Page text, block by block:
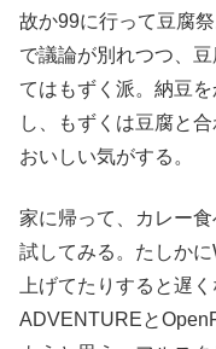
故か99に行って豆腐
で議論が別れつつ、
てはもずく派。納豆
し、もずくは豆腐と
おいしい気がする。
家に帰って、カレー
試してみる。たしか
上げてたりすると遅
ADVENTUREと